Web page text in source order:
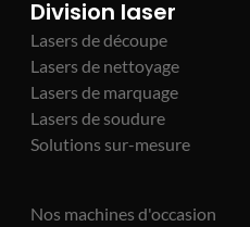
Division laser
Lasers de découpe
Lasers de nettoyage
Lasers de marquage
Lasers de soudure
Solutions sur-mesure
Nos machines d'occasion